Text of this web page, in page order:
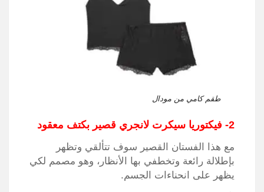
طقم كامي من مودال
2- فيكتوريا سيكرت لانجري قصير بكتف معقود
مع هذا الفستان القصير سوف تتألقي وتظهر
بإطلالة رائعة وتخطفي بها الأنظار، وهو مصمم لكي
يظهر على انحناءات الجسم.